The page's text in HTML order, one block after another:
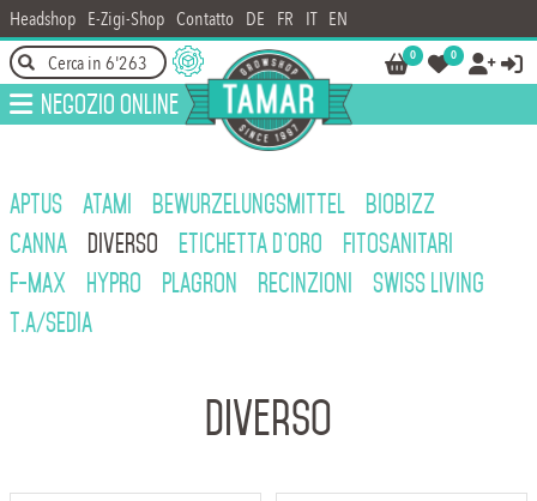
Headshop E-Zigi-Shop Contatto DE FR IT EN
0 0  
Negozio online
APTUS ATAMI BEWURZELUNGSMITTEL
BIOBIZZ
CANNA
DIVERSO ETICHETTA D'ORO
FITOSANITARI
F-MAX
HYPRO PLAGRON RECINZIONI
SWISS LIVING
T.A/SEDIA
Diverso